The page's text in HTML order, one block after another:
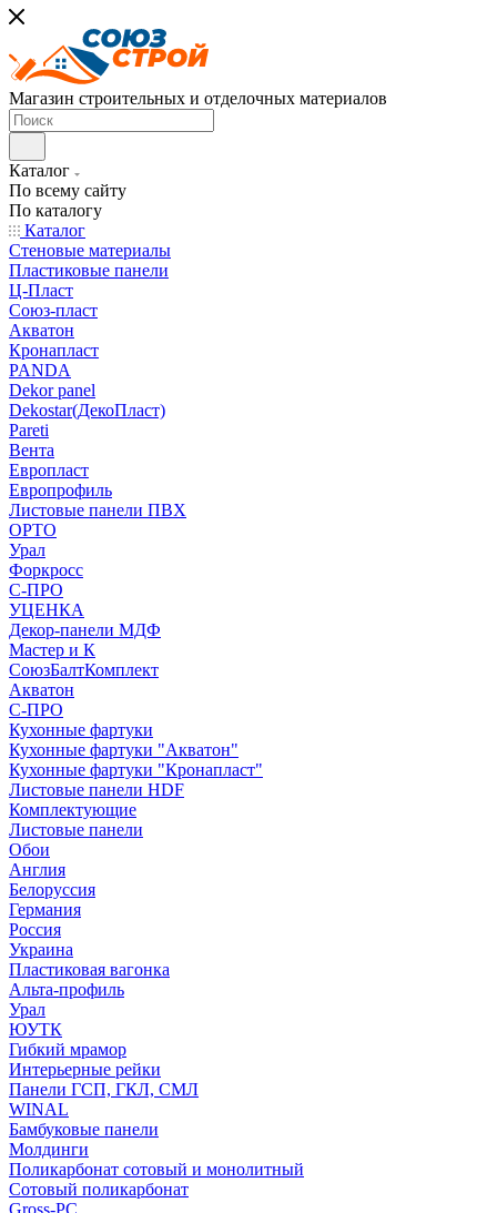
Магазин строительных и отделочных материалов
Каталог
По всему сайту
По каталогу
Каталог
Стеновые материалы
Пластиковые панели
Ц-Пласт
Союз-пласт
Акватон
Кронапласт
PANDA
Dekor panel
Dekostar(ДекоПласт)
Pareti
Вента
Европласт
Европрофиль
Листовые панели ПВХ
ОРТО
Урал
Форкросс
С-ПРО
УЦЕНКА
Декор-панели МДФ
Мастер и К
СоюзБалтКомплект
Акватон
С-ПРО
Кухонные фартуки
Кухонные фартуки "Акватон"
Кухонные фартуки "Кронапласт"
Листовые панели HDF
Комплектующие
Листовые панели
Обои
Англия
Белоруссия
Германия
Россия
Украина
Пластиковая вагонка
Альта-профиль
Урал
ЮУТК
Гибкий мрамор
Интерьерные рейки
Панели ГСП, ГКЛ, СМЛ
WINAL
Бамбуковые панели
Молдинги
Поликарбонат сотовый и монолитный
Сотовый поликарбонат
Gross-PC